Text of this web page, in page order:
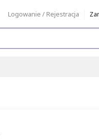
Logowanie / Rejestracja